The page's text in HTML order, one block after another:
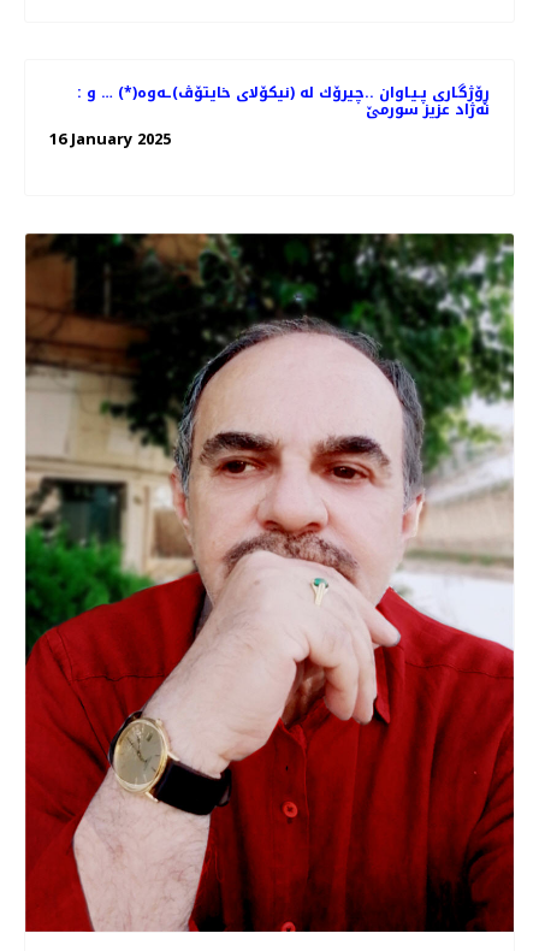
ڕۆژگـاری پـیـاوان ..چیرۆك له‌ (نیكۆلای خایتۆڤ)ـه‌وه‌(*) … و ‌:
نه‌ژاد عزیز سورمێ
16 January 2025